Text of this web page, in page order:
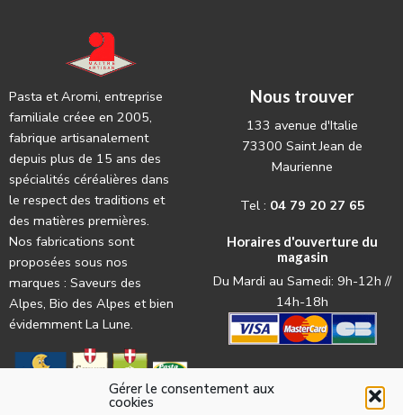
Gérer le consentement aux
cookies
Pasta et Aromi, entreprise
familiale créee en 2005,
fabrique artisanalement
depuis plus de 15 ans des
spécialités céréalières dans
le respect des traditions et
des matières premières.
Nos fabrications sont
proposées sous nos
marques : Saveurs des
Alpes, Bio des Alpes et bien
évidemment La Lune.
Nous trouver
133 avenue d'Italie
73300 Saint Jean de
Maurienne
Tel : 04 79 20 27 65
Horaires d'ouverture du
magasin
Du Mardi au Samedi: 9h-12h //
14h-18h